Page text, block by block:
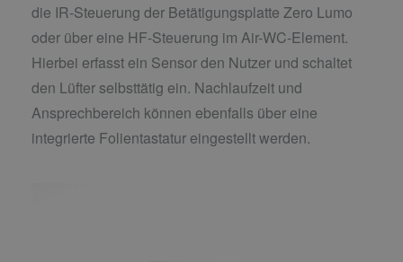
die IR-Steuerung der Betätigungsplatte Zero Lumo
oder über eine HF-Steuerung im Air-WC-Element.
Hierbei erfasst ein Sensor den Nutzer und schaltet
den Lüfter selbsttätig ein. Nachlaufzeit und
Ansprechbereich können ebenfalls über eine
integrierte Folientastatur eingestellt werden.